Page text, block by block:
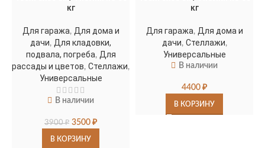
кг
Для гаража, Для дома и
дачи, Для кладовки,
подвала, погреба, Для
рассады и цветов, Стеллажи,
Универсальные
В наличии
3900₽ 3500 ₽
В КОРЗИНУ
кг
Для гаража, Для дома и
дачи, Стеллажи,
Универсальные
В наличии
4400 ₽
В КОРЗИНУ